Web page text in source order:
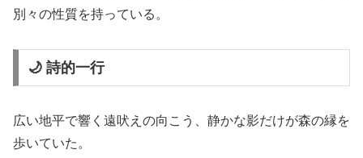
別々の性質を持っている。
🌙 詩的一行
広い地平で響く遠吠えの向こう、静かな影だけが森の縁を
歩いていた。